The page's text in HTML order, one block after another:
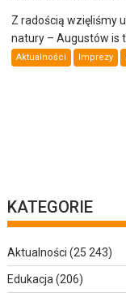
Z radością wzięliśmy
natury – Augustów is
Aktualności Imprezy
KATEGORIE
Aktualności (25 243)
Edukacja (206)